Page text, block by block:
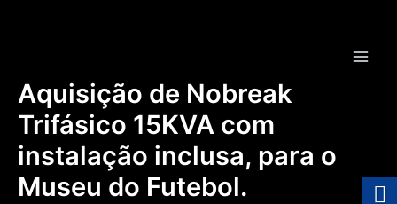
Aquisição de Nobreak
Trifásico 15KVA com
instalação inclusa, para o
Museu do Futebol.